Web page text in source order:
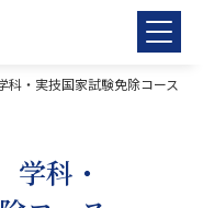
科・実技国家試験免除コース
科・